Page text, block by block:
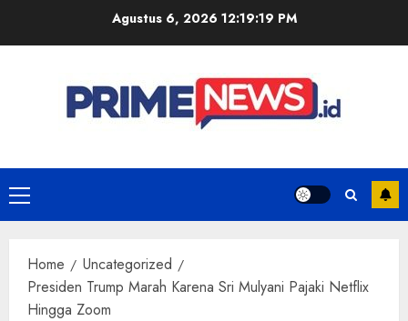
Agustus 6, 2026 12:19:19 PM
Primary
Menu
Home
Uncategorized
Presiden Trump Marah Karena Sri Mulyani Pajaki Netflix
Hingga Zoom